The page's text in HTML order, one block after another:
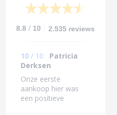
8.8 / 10 2.535 reviews
10 / 10
Patricia
Derksen
Onze eerste
aankoop hier was
een positieve